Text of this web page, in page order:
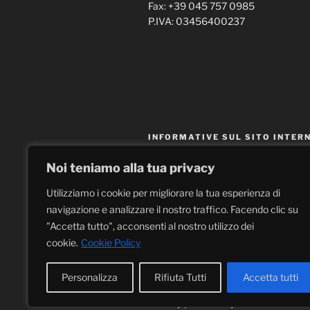
Noi teniamo alla tua privacy
Utilizziamo i cookie per migliorare la tua esperienza di
navigazione e analizzare il nostro traffico. Facendo clic su
"Accetta tutto", acconsenti al nostro utilizzo dei
cookie. Cookie Policy
Personalizza Rifiuta Tutti Accetta tutti
Fax: +39 045 757 0985
P.IVA: 03456400237
INFORMATIVE SUL SITO
Tutela della privacy
Cookie policy